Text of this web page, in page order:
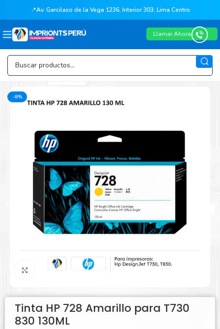
📍Av. Garcilaso de la Vega 1236, Interior 303, Lima Centro
Llamar Ahora
-8%
Agrandar
Tinta HP 728 Amarillo para T730
830 130ML